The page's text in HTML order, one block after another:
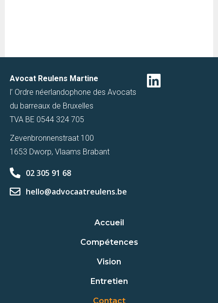
Avocat Reulens Martine
l’ Ordre néerlandophone des Avocats
du barreaux de Bruxelles
TVA BE 0544 324 705
Zevenbronnenstraat 100
1653 Dworp, Vlaams Brabant
02 305 91 68
hello@advocaatreulens.be
Accueil
Compétences
Vision
Entretien
Contact